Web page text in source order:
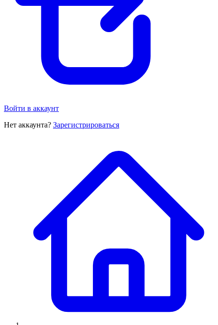
Войти в аккаунт
Нет аккаунта? Зарегистрироваться